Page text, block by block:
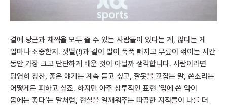
곁에 당근과 채찍을 모두 줄 수 있는 사람들이 있다는 게, 많다는 게
얼마나 소중한지. 갯벌(!)과 같이 발이 푹푹 빠지고 무릎이 꺾이는 시간
동안 가장 크고 단단하게 배운 것이 아닐까 생각합니다. 사람이라면
당연히 칭찬, 좋은 얘기는 계속 듣고 싶고, 잘못을 꼬집는 말, 쓴소리는
어떻게든 피하고 싶죠. 하지만 아주 상투적인 표현 ‘입에 쓴 약이
몸에는 좋다’는 말처럼, 현실을 일깨워주는 따끔한 지적들이 나를 더